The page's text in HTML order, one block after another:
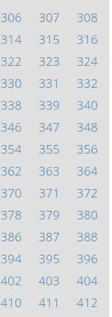
306 307
308
314 315
316
322 323
324
330 331
332
338 339
340
346 347
348
354 355
356
362 363
364
370 371
372
378 379
380
386 387
388
394 395
396
402 403
404
410 411
412